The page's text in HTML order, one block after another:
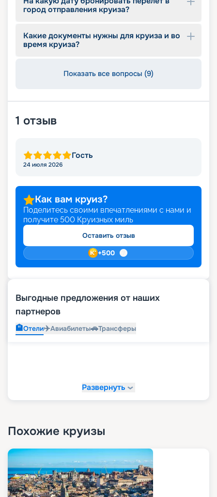
город отправления круиза?
Какие документы нужны для круиза и во
время круиза?
Показать все вопросы (9)
1 отзыв
Гость
24 июля 2026
Как вам круиз?
Поделитесь своими впечатлениями с нами и
получите 500 Круизных миль
Оставить отзыв
+500
Выгодные предложения от наших
партнеров
🏨Отели✈️Авиабилеты🚗Трансферы
Развернуть
Похожие круизы